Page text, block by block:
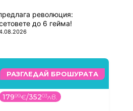
революция:
до 6 гейма!
РАЗГЛЕДАЙ БРОШУРАТА
17999€/35203лв.